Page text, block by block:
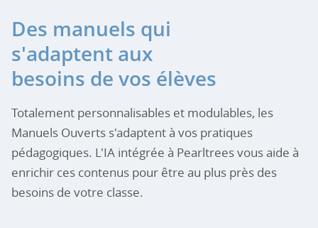
Des manuels qui
s'adaptent aux
besoins de vos élèves
Totalement personnalisables et modulables, les
Manuels Ouverts s'adaptent à vos pratiques
pédagogiques. L'IA intégrée à Pearltrees vous aide à
enrichir ces contenus pour être au plus près des
besoins de votre classe.